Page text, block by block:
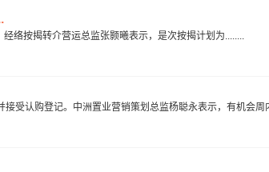
络按揭转介营运总监张颢曦表示，是次按揭计划为........
受认购登记。中洲置业营销策划总监杨聪永表示，有机会周